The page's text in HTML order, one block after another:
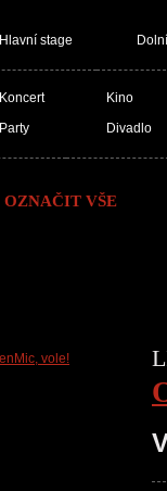
Hlavní stage
Koncert
Party
Kino
Divadlo
OZNAČIT VŠE